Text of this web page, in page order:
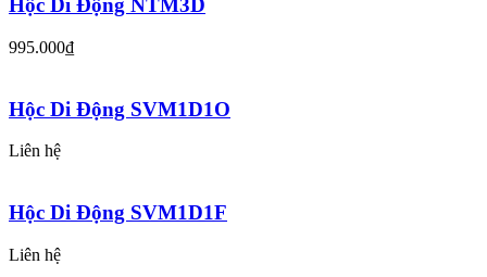
Hộc Di Động NTM3D
995.000₫
Hộc Di Động SVM1D1O
Liên hệ
Hộc Di Động SVM1D1F
Liên hệ